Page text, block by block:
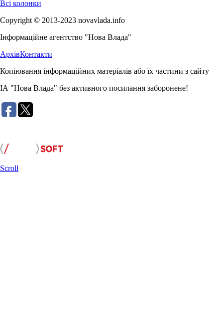
Всі колонки
Copyright © 2013-2023 novavlada.info
Інформаційне агентство "Нова Влада"
АрхівКонтакти
Копіювання інформаційних матеріалів або їх частини з сайту
ІА "Нова Влада" без активного посилання заборонене!
Scroll